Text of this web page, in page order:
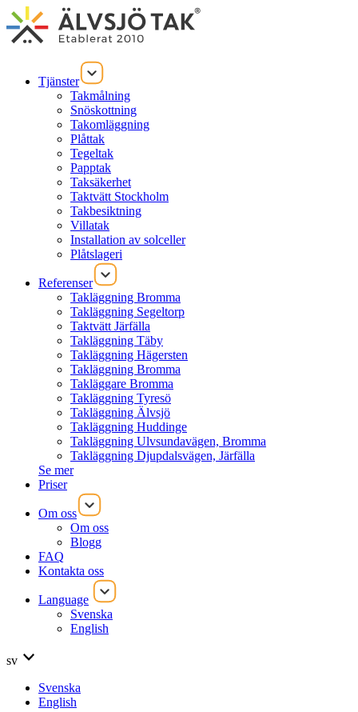
Tjänster
Takmålning
Snöskottning
Takomläggning
Plåttak
Tegeltak
Papptak
Taksäkerhet
Taktvätt Stockholm
Takbesiktning
Villatak
Installation av solceller
Plåtslageri
Referenser
Takläggning Bromma
Takläggning Segeltorp
Taktvätt Järfälla
Takläggning Täby
Takläggning Hägersten
Takläggning Bromma
Takläggare Bromma
Takläggning Tyresö
Takläggning Älvsjö
Takläggning Huddinge
Takläggning Ulvsundavägen, Bromma
Takläggning Djupdalsvägen, Järfälla
Se mer
Priser
Om oss
Om oss
Blogg
FAQ
Kontakta oss
Language
Svenska
English
sv
Svenska
English